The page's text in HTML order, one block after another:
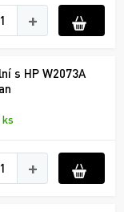
+
s HP W2073A
ks
+